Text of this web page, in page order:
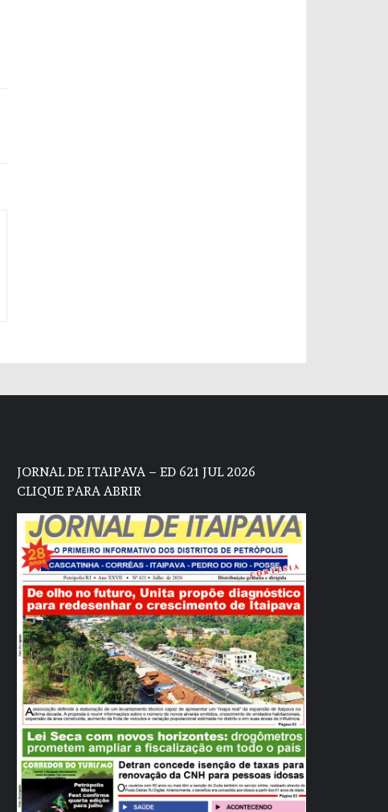
JORNAL DE ITAIPAVA – ED 621 JUL 2026
CLIQUE PARA ABRIR